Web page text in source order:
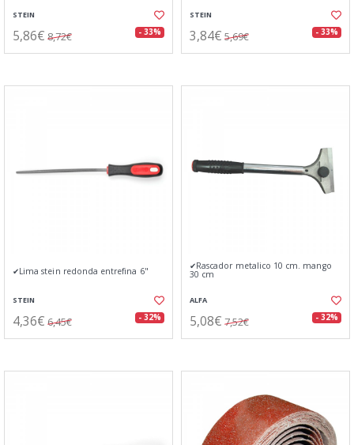
STEIN
5,86€ 8,72€ - 33%
STEIN
3,84€ 5,69€ - 33%
✔Lima stein redonda entrefina 6"
STEIN
4,36€ 6,45€ - 32%
✔Rascador metalico 10 cm. mango
30 cm
ALFA
5,08€ 7,52€ - 32%